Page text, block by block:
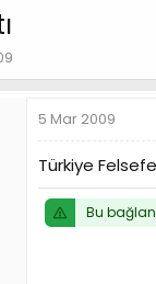
5 Mar 2009
Türkiye
Bu